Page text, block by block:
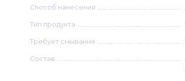
Способ нанесения
Тип продукта
Требует смывания
Состав